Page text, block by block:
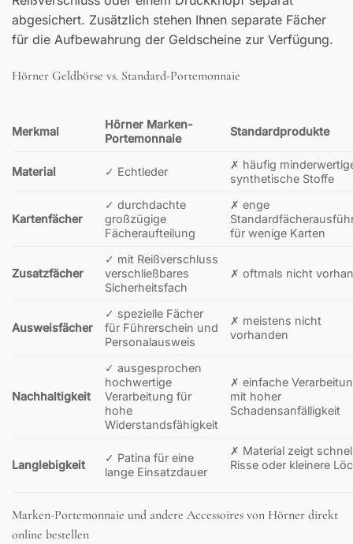
abgesichert. Zusätzlich stehen Ihnen separate Fächer
für die Aufbewahrung der Geldscheine zur Verfügung.
Hörner Geldbörse vs. Standard-Portemonnaie
Merkmal
Hörner Marken-
Portemonnaie
Standardprodukte
Material ✓ Echtleder
✗ häufig
synthetische Stoffe
Kartenfächer
✓ durchdachte
großzügige
Fächeraufteilung
✗ enge
für wenige Karten
Zusatzfächer
✓ mit Reißverschluss
verschließbares
Sicherheitsfach
✗ oftmals nicht
Ausweisfächer
✓ spezielle Fächer
für Führerschein und
Personalausweis
✗ meistens nicht
vorhanden
Nachhaltigkeit
✓ ausgesprochen
hochwertige
Verarbeitung für
hohe
Widerstandsfähigkeit
✗ einfache
mit hoher
Schadensanfälligkeit
Langlebigkeit
✓ Patina für eine
lange Einsatzdauer
✗ Material zeigt
Risse oder kleinere
Marken-Portemonnaie und andere Accessoires von Hörner direkt
online bestellen